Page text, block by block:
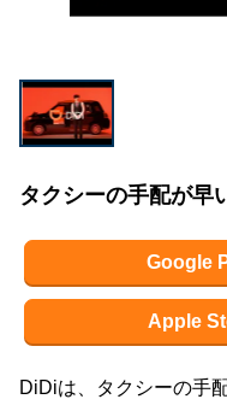
タクシーの手配が早
Google
Apple
DiDiは、タクシーの手